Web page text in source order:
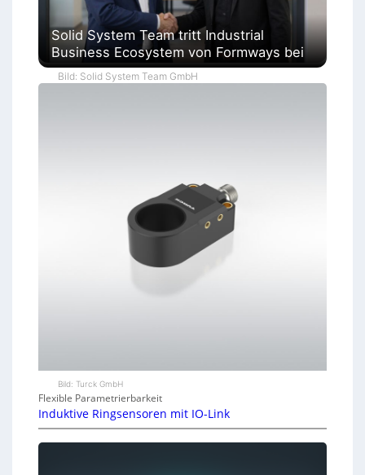
Solid System Team tritt Industrial
Business Ecosystem von Formways bei
Bild: Solid System Team GmbH
Bild: Turck GmbH
Flexible Parametrierbarkeit
Induktive Ringsensoren mit IO-Link